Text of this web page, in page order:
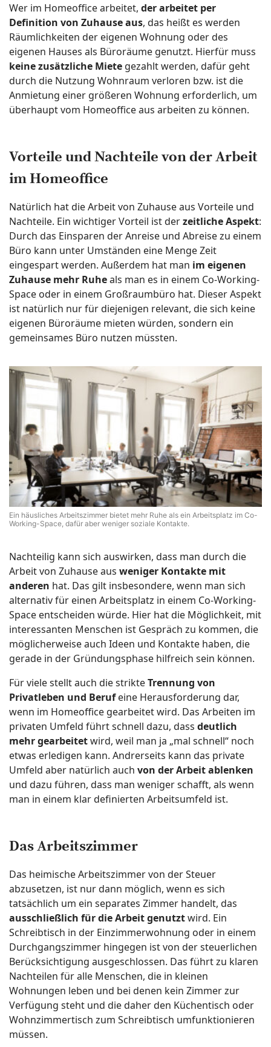
Wer im Homeoffice arbeitet, der arbeitet per
Definition von Zuhause aus, das heißt es werden
Räumlichkeiten der eigenen Wohnung oder des
eigenen Hauses als Büroräume genutzt. Hierfür muss
keine zusätzliche Miete gezahlt werden, dafür geht
durch die Nutzung Wohnraum verloren bzw. ist die
Anmietung einer größeren Wohnung erforderlich, um
überhaupt vom Homeoffice aus arbeiten zu können.
Vorteile und Nachteile von der Arbeit
im Homeoffice
Natürlich hat die Arbeit von Zuhause aus Vorteile und
Nachteile. Ein wichtiger Vorteil ist derzeitliche Aspekt:
Durch das Einsparen der Anreise und Abreise zu einem
Büro kann unter Umständen eine Menge Zeit
eingespart werden. Außerdem hat man im eigenen
Zuhause mehr Ruheals man es in einem Co-Working-
Space oder in einem Großraumbüro hat. Dieser Aspekt
ist natürlich nur für diejenigen relevant, die sich keine
eigenen Büroräume mieten würden, sondern ein
gemeinsames Büro nutzen müssten.
Ein häusliches Arbeitszimmer bietet mehr Ruhe als ein Arbeitsplatz im Co-
Working-Space, dafür aber weniger soziale Kontakte.
Nachteilig kann sich auswirken, dass man durch die
Arbeit von Zuhause aus weniger Kontakte mit
anderen hat. Das gilt insbesondere, wenn man sich
alternativ für einen Arbeitsplatz in einem Co-Working-
Space entscheiden würde. Hier hat die Möglichkeit, mit
interessanten Menschen ist Gespräch zu kommen, die
möglicherweise auch Ideen und Kontakte haben, die
gerade in der Gründungsphase hilfreich sein können.
Für viele stellt auch die strikteTrennung von
Privatleben und Berufeine Herausforderung dar,
wenn im Homeoffice gearbeitet wird. Das Arbeiten im
privaten Umfeld führt schnell dazu, dass deutlich
mehr gearbeitetwird, weil man ja „mal schnell“ noch
etwas erledigen kann. Andrerseits kann das private
Umfeld aber natürlich auch von der Arbeit ablenken
und dazu führen, dass man weniger schafft, als wenn
man in einem klar definierten Arbeitsumfeld ist.
Das Arbeitszimmer
Das heimische Arbeitszimmer von der Steuer
abzusetzen, ist nur dann möglich, wenn es sich
tatsächlich um ein separates Zimmer handelt, das
ausschließlich für die Arbeit genutztwird. Ein
Schreibtisch in der Einzimmerwohnung oder in einem
Durchgangszimmer hingegen ist von der steuerlichen
Berücksichtigung ausgeschlossen. Das führt zu klaren
Nachteilen für alle Menschen, die in kleinen
Wohnungen leben und bei denen kein Zimmer zur
Verfügung steht und die daher den Küchentisch oder
Wohnzimmertisch zum Schreibtisch umfunktionieren
müssen.